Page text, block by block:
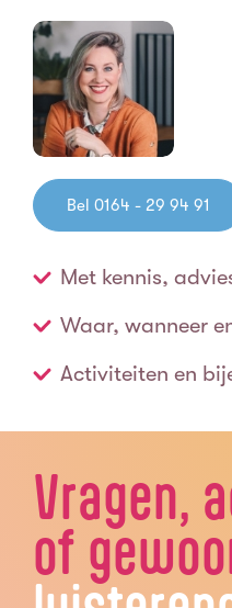
Bel 0164 - 29 94 91
Met kennis,
Waar, wanneer
Activiteiten en
Vragen,
of